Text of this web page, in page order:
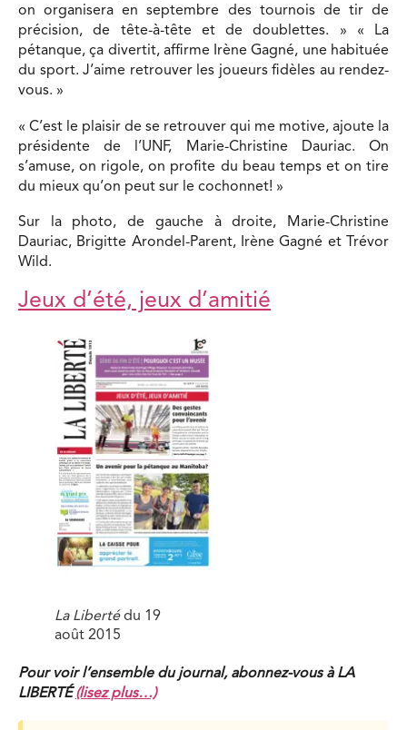
on organisera en septembre des tournois de tir de
précision, de tête-à-tête et de doublettes. » « La
pétanque, ça divertit, affirme Irène Gagné, une habituée
du sport. J’aime retrouver les joueurs fidèles au rendez-
vous. »
« C’est le plaisir de se retrouver qui me motive, ajoute la
présidente de l’UNF, Marie-Christine Dauriac. On
s’amuse, on rigole, on profite du beau temps et on tire
du mieux qu’on peut sur le cochonnet! »
Sur la photo, de gauche à droite, Marie-Christine
Dauriac, Brigitte Arondel-Parent, Irène Gagné et Trévor
Wild.
Jeux d’été, jeux d’amitié
La Libertédu 19
août 2015
Pour voir l’ensemble du journal, abonnez-vous à LA
LIBERTÉ(lisez plus…)